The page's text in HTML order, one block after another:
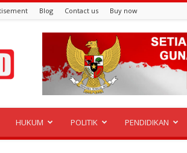
Blog Contact us Buy now
HUKUM POLITIK PENDIDIKAN